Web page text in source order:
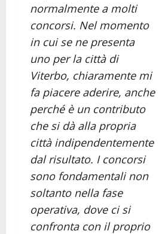
normalmente a molti
concorsi. Nel momento
in cui se ne presenta
uno per la città di
Viterbo, chiaramente mi
fa piacere aderire, anche
perché è un contributo
che si dà alla propria
città indipendentemente
dal risultato. I concorsi
sono fondamentali non
soltanto nella fase
operativa, dove ci si
confronta con il proprio